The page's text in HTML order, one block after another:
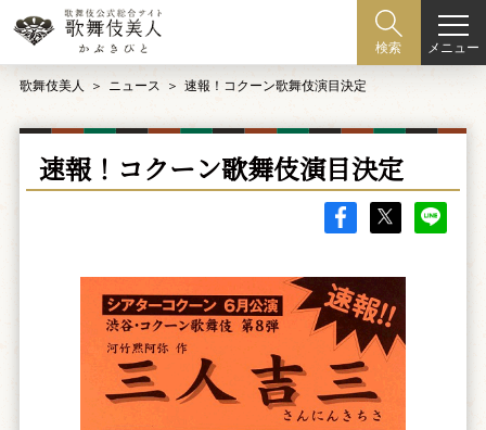
検索 メニュー
歌舞伎美人 ニュース 速報！コクーン歌舞伎演目決定
速報！コクーン歌舞伎演目決定